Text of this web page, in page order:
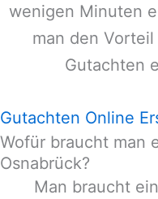
wenigen Minuten
man den
Gutachten
Gutachten Online
Wofür braucht man
Osnabrück?
Man braucht